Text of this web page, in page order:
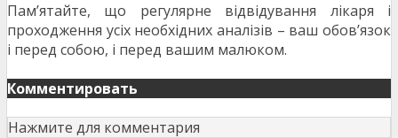
Пам’ятайте, що регулярне відвідування лікаря і
проходження усіх необхідних аналізів – ваш обов’язок
і перед собою, і перед вашим малюком.
Комментировать
Нажмите для комментария